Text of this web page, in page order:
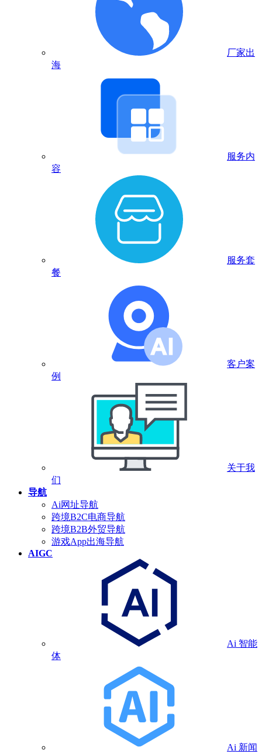
厂家出
海
服务内
容
服务套
餐
客户案
例
关于我
们
导航
Ai网址导航
跨境B2C电商导航
跨境B2B外贸导航
游戏App出海导航
AIGC
Ai 智能
体
Ai 新闻